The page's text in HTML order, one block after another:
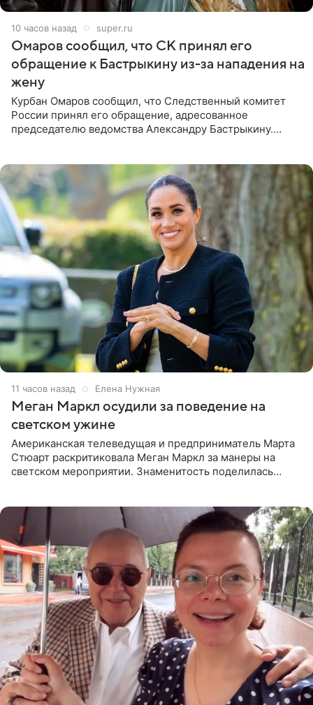
10 часов назад super.ru
Омаров сообщил, что СК принял его
обращение к Бастрыкину из-за нападения на
жену
Курбан Омаров сообщил, что Следственный комитет
России принял его обращение, адресованное
председателю ведомства Александру Бастрыкину.
11 часов назад Елена Нужная
Меган Маркл осудили за поведение на
светском ужине
Американская телеведущая и предприниматель Марта
Стюарт раскритиковала Меган Маркл за манеры на
светском мероприятии. Знаменитость поделилась